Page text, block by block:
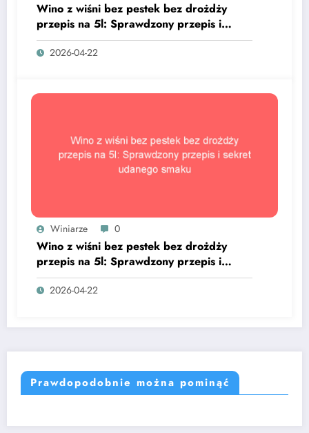
Wino z wiśni bez pestek bez drożdży
przepis na 5l: Sprawdzony przepis i
sekret udanego smaku
2026-04-22
Winiarze 0
Wino z wiśni bez pestek bez drożdży
przepis na 5l: Sprawdzony przepis i
sekret udanego smaku
2026-04-22
Prawdopodobnie można pominąć